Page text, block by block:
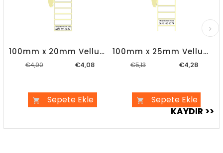
100mm x 20mm Vellum Etiket
€4,08
€4,90
Sepete Ekle
100mm x 25mm Vellum Etiket
€4,28
€5,13
Sepete Ekle